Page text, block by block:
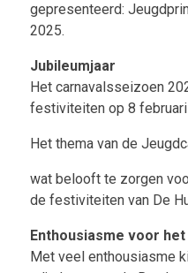
gepresenteerd:
2025.
Jubileumjaar
Het carnavalsseizoen
festiviteiten op 8 februari
Het thema van de
wat belooft te zorgen
de festiviteiten van De
Enthousiasme voor
Met veel enthousiasme